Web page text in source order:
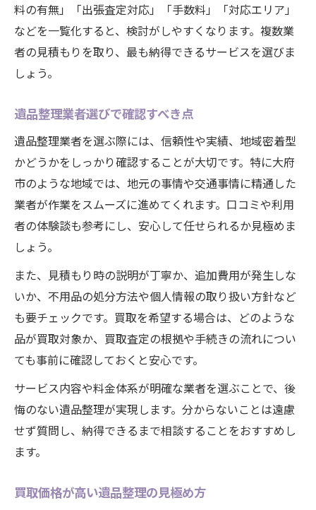
料の有無」「出張査定対応」「手数料」「対応エリア」
などを一覧化すると、検討がしやすくなります。複数業
者の見積もりを取り、最も納得できるサービスを選びま
しょう。
遺品整理業者選びで確認すべき点
遺品整理業者を選ぶ際には、信頼性や実績、地域密着型
かどうかをしっかり確認することが大切です。特に大府
市のような地域では、地元の事情や交通事情に精通した
業者が作業をスムーズに進めてくれます。口コミや利用
者の体験談も参考にし、安心して任せられるか見極めま
しょう。
また、見積もり時の説明が丁寧か、追加費用が発生しな
いか、不用品の処分方法や個人情報の取り扱い方針など
も要チェックです。買取を希望する場合は、どのような
品が買取対象か、買取査定の根拠や手続きの流れについ
ても事前に確認しておくと安心です。
サービス内容や料金体系が明確な業者を選ぶことで、後
悔のない遺品整理が実現します。分からないことは遠慮
せず質問し、納得できるまで相談することをおすすめし
ます。
買取価格が高い遺品整理の見極め方